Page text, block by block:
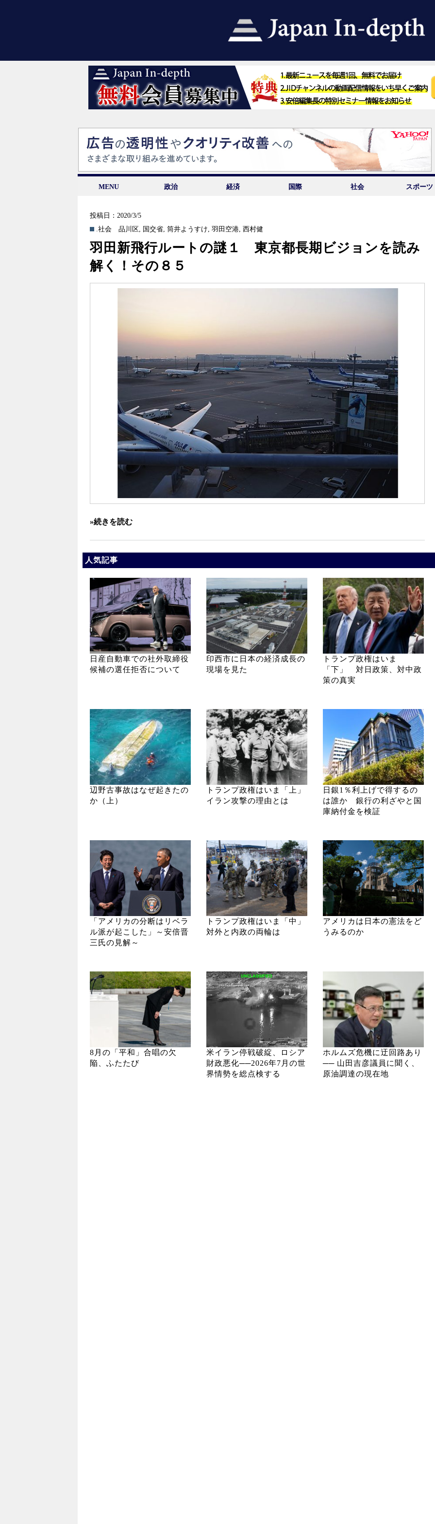
MENU 政治 経済 国際 社会 スポーツ
投稿日：2020/3/5
.社会
品川区 , 国交省,筒井ようすけ,羽田空港,西村健
羽田新飛行ルートの謎１ 東京都長期ビジョンを読み
解く！その８５
»続きを読む
人気記事
日産自動車での社外取締役
候補の選任拒否について
印西市に日本の経済成長の
現場を見た
トランプ政権はいま
「下」 対日政策、対中政
策の真実
辺野古事故はなぜ起きたの
か（上）
トランプ政権はいま「上」
イラン攻撃の理由とは
日銀1％利上げで得するの
は誰か 銀行の利ざやと国
庫納付金を検証
「アメリカの分断はリベラ
ル派が起こした」～安倍晋
三氏の見解～
トランプ政権はいま「中」
対外と内政の両輪は
アメリカは日本の憲法をど
うみるのか
8月の「平和」合唱の欠
陥、ふたたび
米イラン停戦破綻、ロシア
財政悪化──2026年7月の世
界情勢を総点検する
ホルムズ危機に迂回路あり
── 山田吉彦議員に聞く、
原油調達の現在地